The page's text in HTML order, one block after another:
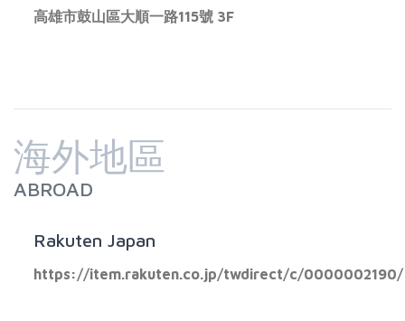
高雄市鼓山區大順一路115號 3F
海外地區
ABROAD
Rakuten Japan
https://item.rakuten.co.jp/twdirect/c/0000002190/